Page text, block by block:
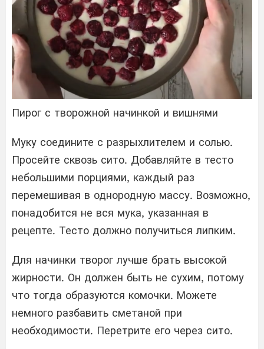
Пирог с творожной начинкой и вишнями
Муку соедините с разрыхлителем и солью.
Просейте сквозь сито. Добавляйте в тесто
небольшими порциями, каждый раз
перемешивая в однородную массу. Возможно,
понадобится не вся мука, указанная в
рецепте. Тесто должно получиться липким.
Для начинки творог лучше брать высокой
жирности. Он должен быть не сухим, потому
что тогда образуются комочки. Можете
немного разбавить сметаной при
необходимости. Перетрите его через сито.